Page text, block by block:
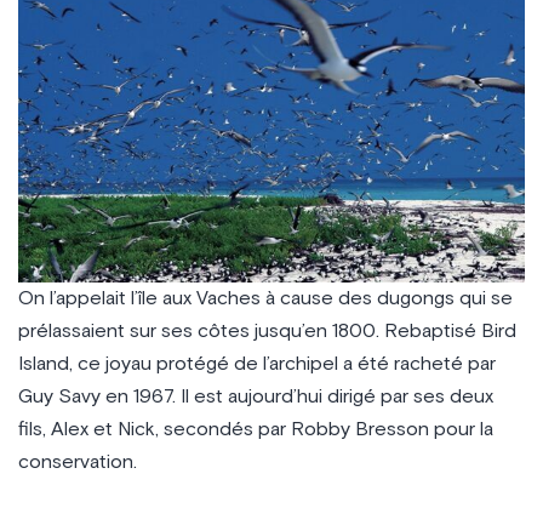
On l’appelait l’île aux Vaches à cause des dugongs qui se
prélassaient sur ses côtes jusqu’en 1800. Rebaptisé Bird
Island, ce joyau protégé de l’archipel a été racheté par
Guy Savy en 1967. Il est aujourd’hui dirigé par ses deux
fils, Alex et Nick, secondés par Robby Bresson pour la
conservation.